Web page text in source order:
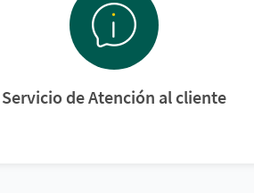
Servicio de Atención al cliente